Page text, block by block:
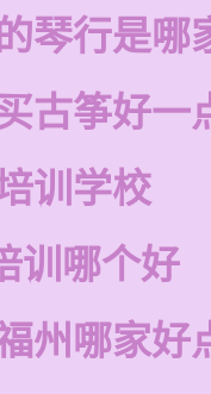
琴行是哪
古筝好一
训学校
训哪个好
州哪家好